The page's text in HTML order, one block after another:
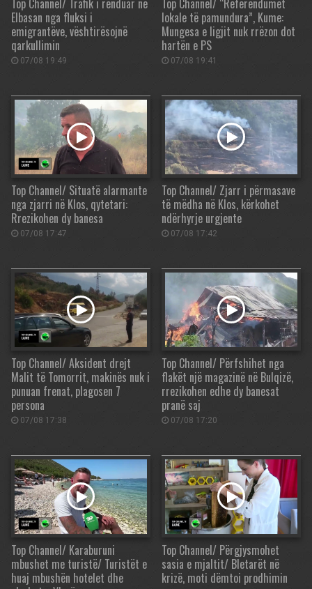
Top Channel/ Trafik i rënduar në
Elbasan nga fluksi i
emigrantëve, vështirësojnë
qarkullimin
07/08 19:49
Top Channel/ “Referendumet
lokale të pamundura”, Kume:
Mungesa e ligjit nuk rrëzon dot
hartën e PS
07/08 19:41
Top Channel/ Situatë alarmante
nga zjarri në Klos, qytetari:
Rrezikohen dy banesa
07/08 17:47
Top Channel/ Zjarr i përmasave
të mëdha në Klos, kërkohet
ndërhyrje urgjente
07/08 17:42
Top Channel/ Aksident drejt
Malit të Tomorrit, makinës nuk i
punuan frenat, plagosen 7
persona
07/08 17:38
Top Channel/ Përfshihet nga
flakët një magazinë në Bulqizë,
rrezikohen edhe dy banesat
pranë saj
07/08 17:20
Top Channel/ Karaburuni
mbushet me turistë/ Turistët e
huaj mbushën hotelet dhe
Top Channel/ Përgjysmohet
sasia e mjaltit/ Bletarët në
krizë, moti dëmtoi prodhimin